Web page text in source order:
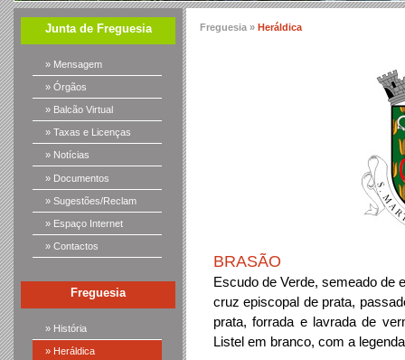
Junta de Freguesia
» Mensagem
» Órgãos
» Balcão Virtual
» Taxas e Licenças
» Notícias
» Documentos
» Sugestões/Reclam
» Espaço Internet
» Contactos
Freguesia
» História
» Heráldica
Freguesia » Heráldica
BRASÃO
Escudo de Verde, semeado de
cruz episcopal de prata,
prata, forrada e lavrada de
Listel em branco, com a